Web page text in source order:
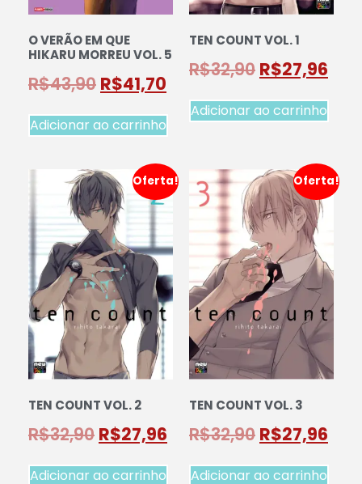
O VERÃO EM QUE
HIKARU MORREU VOL. 5
R$43,90 R$41,70
Adicionar ao carrinho
TEN COUNT VOL. 1
R$32,90 R$27,96
Adicionar ao carrinho
Oferta!
TEN COUNT VOL. 2
R$32,90 R$27,96
Adicionar ao carrinho
Oferta!
TEN COUNT VOL. 3
R$32,90 R$27,96
Adicionar ao carrinho